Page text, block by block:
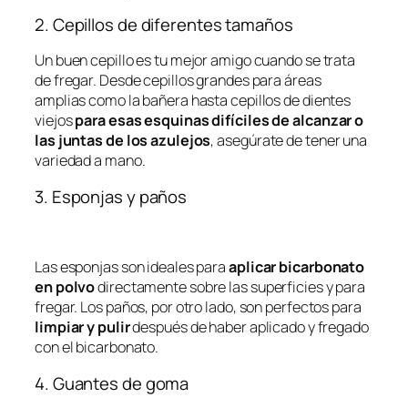
2. Cepillos de diferentes tamaños
Un buen cepillo es tu mejor amigo cuando se trata
de fregar. Desde cepillos grandes para áreas
amplias como la bañera hasta cepillos de dientes
viejospara esas esquinas difíciles de alcanzar o
las juntas de los azulejos, asegúrate de tener una
variedad a mano.
3. Esponjas y paños
Las esponjas son ideales paraaplicar bicarbonato
en polvodirectamente sobre las superficies y para
fregar. Los paños, por otro lado, son perfectos para
limpiar y pulirdespués de haber aplicado y fregado
con el bicarbonato.
4. Guantes de goma